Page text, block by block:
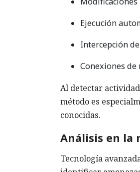
Ejecución
Intercepción
Conexiones
Al detectar
método es
conocidas.
Análisis en la
Tecnología